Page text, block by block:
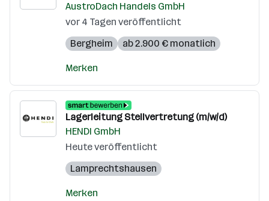
AustroDach Handels GmbH
vor 4 Tagen veröffentlicht
Bergheim
ab 2.900 € monatlich
Merken
Lagerleitung Stellvertretung (m/w/d)
HENDI GmbH
Heute veröffentlicht
Lamprechtshausen
Merken